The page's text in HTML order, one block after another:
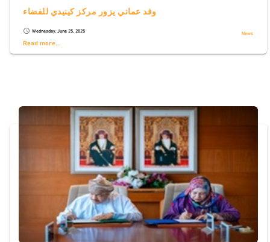
وفد عماني يزور مركز كينيدي للفضاء
schedule Wednesday, June 25, 2025 News
Read more...